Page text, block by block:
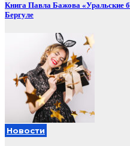
Книга Павла Бажова «Уральские
Бергуле
Новости